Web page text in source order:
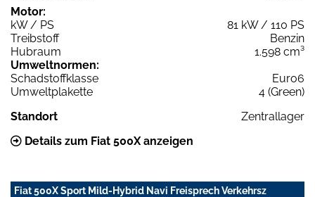
Motor:
kW / PS
81 kW / 110 PS
Treibstoff
Benzin
Hubraum
1.598 cm³
Umweltnormen:
Schadstoffklasse
Euro6
Umweltplakette
4 (Green)
Standort
Zentrallager
Details zum Fiat 500X anzeigen
Fiat 500X Sport Mild-Hybrid Navi Freisprech Verkehrsz